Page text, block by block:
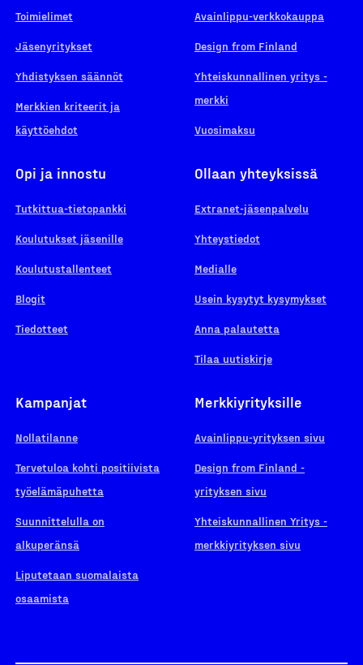
Toimielimet
Jäsenyritykset
Yhdistyksen säännöt
Merkkien kriteerit ja
käyttöehdot
Avainlippu-verkkokauppa
Design from Finland
Yhteiskunnallinen yritys -
merkki
Vuosimaksu
Opi ja innostu
Tutkittua-tietopankki
Koulutukset jäsenille
Koulutustallenteet
Blogit
Tiedotteet
Ollaan yhteyksissä
Extranet-jäsenpalvelu
Yhteystiedot
Medialle
Usein kysytyt kysymykset
Anna palautetta
Tilaa uutiskirje
Kampanjat
Nollatilanne
Tervetuloa kohti positiivista
työelämäpuhetta
Suunnittelulla on
alkuperänsä
Liputetaan suomalaista
osaamista
Merkkiyrityksille
Avainlippu-yrityksen sivu
Design from Finland -
yrityksen sivu
Yhteiskunnallinen Yritys -
merkkiyrityksen sivu